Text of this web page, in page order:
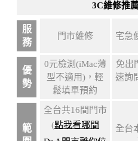
3C維修推
服
務
門市維修 宅急
優
勢
0元檢測(iMac薄
型不適用)，輕
鬆填單預約
免出
速詢
範
全台共16間門市
(點我看哪間
全台